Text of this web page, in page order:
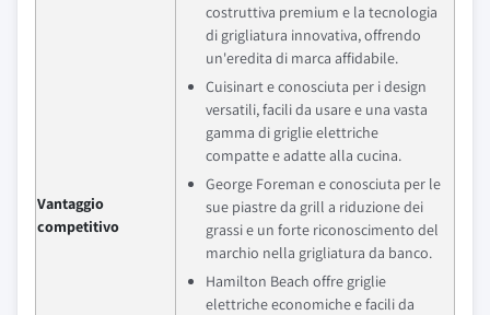
Vantaggio
competitivo
costruttiva premium e la tecnologia
di grigliatura innovativa, offrendo
un'eredita di marca affidabile.
Cuisinart e conosciuta per i design
versatili, facili da usare e una vasta
gamma di griglie elettriche
compatte e adatte alla cucina.
George Foreman e conosciuta per le
sue piastre da grill a riduzione dei
grassi e un forte riconoscimento del
marchio nella grigliatura da banco.
Hamilton Beach offre griglie
elettriche economiche e facili da